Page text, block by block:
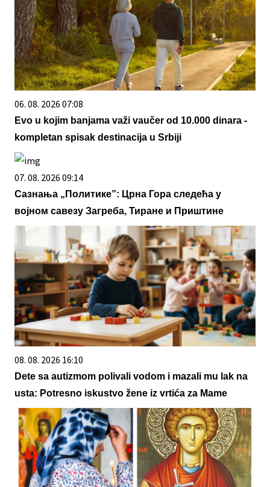
06. 08. 2026 07:08
Evo u kojim banjama važi vaučer od 10.000 dinara -
kompletan spisak destinacija u Srbiji
07. 08. 2026 09:14
Сазнања „Политике”: Црна Гора следећа у
војном савезу Загреба, Тиране и Приштине
08. 08. 2026 16:10
Dete sa autizmom polivali vodom i mazali mu lak na
usta: Potresno iskustvo žene iz vrtića za Mame